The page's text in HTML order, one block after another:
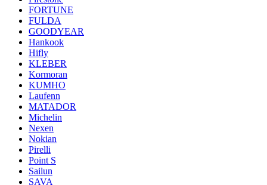
FORTUNE
FULDA
GOODYEAR
Hankook
Hifly
KLEBER
Kormoran
KUMHO
Laufenn
MATADOR
Michelin
Nexen
Nokian
Pirelli
Point S
Sailun
SAVA